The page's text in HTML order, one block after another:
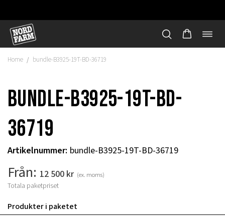
Hoppa
innehåll
Home / bundle-B3925-19T-BD-36719
bundle-B3925-19T-BD-
36719
Artikelnummer: bundle-B3925-19T-BD-36719
Från: 12 500 kr (ex. moms)
Totala paketpriset
Produkter i paketet